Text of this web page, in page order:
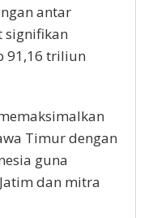
antar
signifikan
91,16 triliun
Timur dengan
guna
dan mitra